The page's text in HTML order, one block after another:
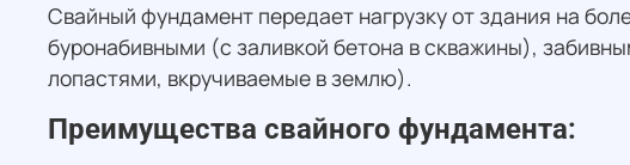
Свайный фундамент передает нагрузку от здания на
буронабивными (с заливкой бетона в скважины),
лопастями, вкручиваемые в землю).
Преимущества свайного фундамента: